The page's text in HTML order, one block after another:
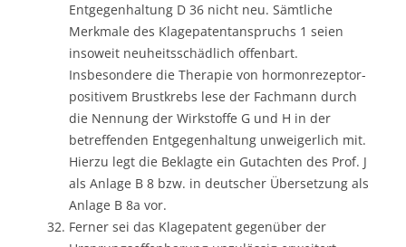
Entgegenhaltung D 36 nicht neu. Sämtliche
Merkmale des Klagepatentanspruchs 1 seien
insoweit neuheitsschädlich offenbart.
Insbesondere die Therapie von hormonrezeptor-
positivem Brustkrebs lese der Fachmann durch
die Nennung der Wirkstoffe G und H in der
betreffenden Entgegenhaltung unweigerlich mit.
Hierzu legt die Beklagte ein Gutachten des Prof. J
als Anlage B 8 bzw. in deutscher Übersetzung als
Anlage B 8a vor.
Ferner sei das Klagepatent gegenüber der